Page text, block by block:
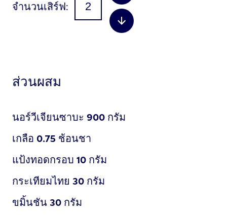
จำนวนเสิร์ฟ
ส่วนผสม
นอร์วีเจียนซาบะ 900 กรัม
เกลือ 0.75 ช้อนชา
แป้งทอดกรอบ 10 กรัม
กระเทียมไทย 30 กรัม
ขมิ้นชัน 30 กรัม